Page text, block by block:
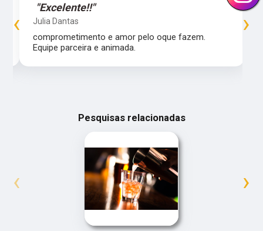
"Excelente!!"
Julia Dantas
comprometimento e amor pelo oque fazem.
Equipe parceira e animada.
‹ ›
Pesquisas relacionadas
‹ ›